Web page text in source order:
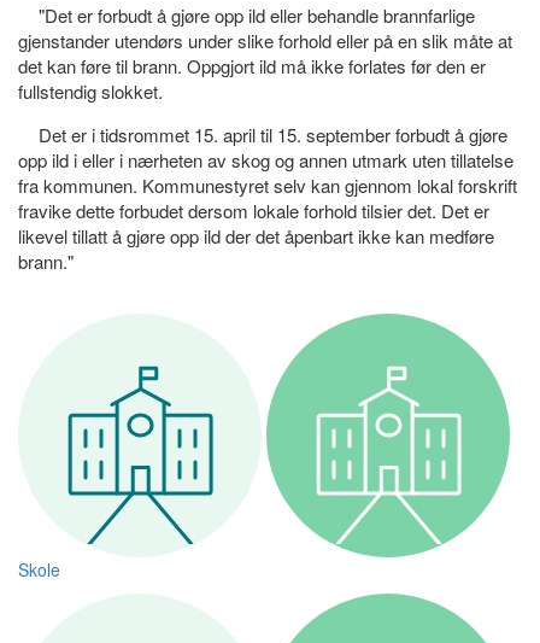
"Det er forbudt å gjøre opp ild eller behandle brannfarlige
gjenstander utendørs under slike forhold eller på en slik måte at
det kan føre til brann. Oppgjort ild må ikke forlates før den er
fullstendig slokket.
Det er i tidsrommet 15. april til 15. september forbudt å gjøre
opp ild i eller i nærheten av skog og annen utmark uten tillatelse
fra kommunen. Kommunestyret selv kan gjennom lokal forskrift
fravike dette forbudet dersom lokale forhold tilsier det. Det er
likevel tillatt å gjøre opp ild der det åpenbart ikke kan medføre
brann."
Skole